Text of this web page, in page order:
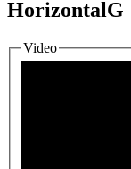
HorizontalG
Video